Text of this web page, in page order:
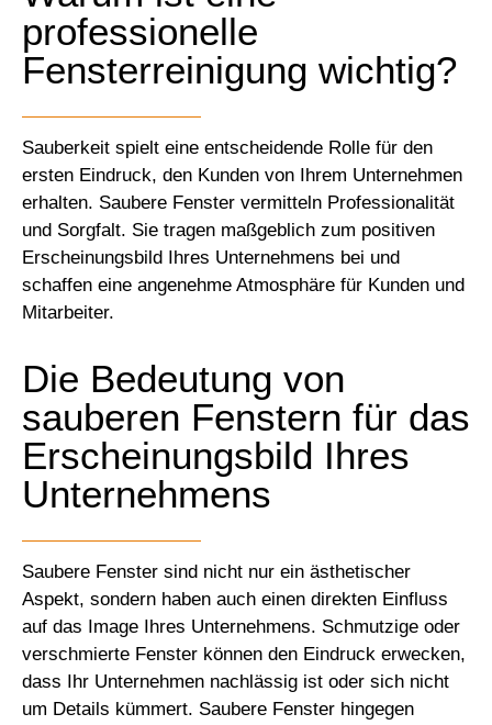
professionelle
Fensterreinigung wichtig?
Sauberkeit spielt eine entscheidende Rolle für den
ersten Eindruck, den Kunden von Ihrem Unternehmen
erhalten. Saubere Fenster vermitteln Professionalität
und Sorgfalt. Sie tragen maßgeblich zum positiven
Erscheinungsbild Ihres Unternehmens bei und
schaffen eine angenehme Atmosphäre für Kunden und
Mitarbeiter.
Die Bedeutung von
sauberen Fenstern für das
Erscheinungsbild Ihres
Unternehmens
Saubere Fenster sind nicht nur ein ästhetischer
Aspekt, sondern haben auch einen direkten Einfluss
auf das Image Ihres Unternehmens. Schmutzige oder
verschmierte Fenster können den Eindruck erwecken,
dass Ihr Unternehmen nachlässig ist oder sich nicht
um Details kümmert. Saubere Fenster hingegen